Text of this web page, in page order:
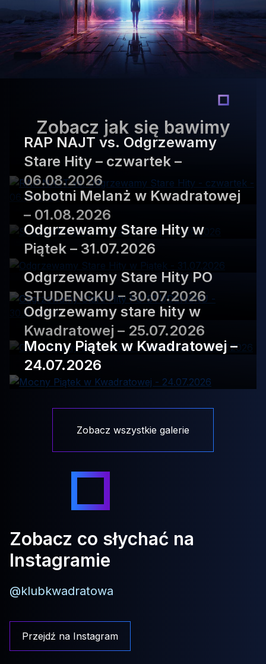
Zobacz jak się bawimy
RAP NAJT vs. Odgrzewamy
Stare Hity – czwartek –
06.08.2026
Sobotni Melanż w Kwadratowej
– 01.08.2026
Odgrzewamy Stare Hity w
Piątek – 31.07.2026
Odgrzewamy Stare Hity PO
STUDENCKU – 30.07.2026
Odgrzewamy stare hity w
Kwadratowej – 25.07.2026
Mocny Piątek w Kwadratowej –
24.07.2026
Zobacz wszystkie galerie
Zobacz co słychać na
Instagramie
@klubkwadratowa
Przejdź na Instagram